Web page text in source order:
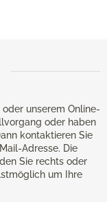
unserem Online-
oder haben
kontaktieren Sie
Adresse. Die
Sie rechts oder
um Ihre